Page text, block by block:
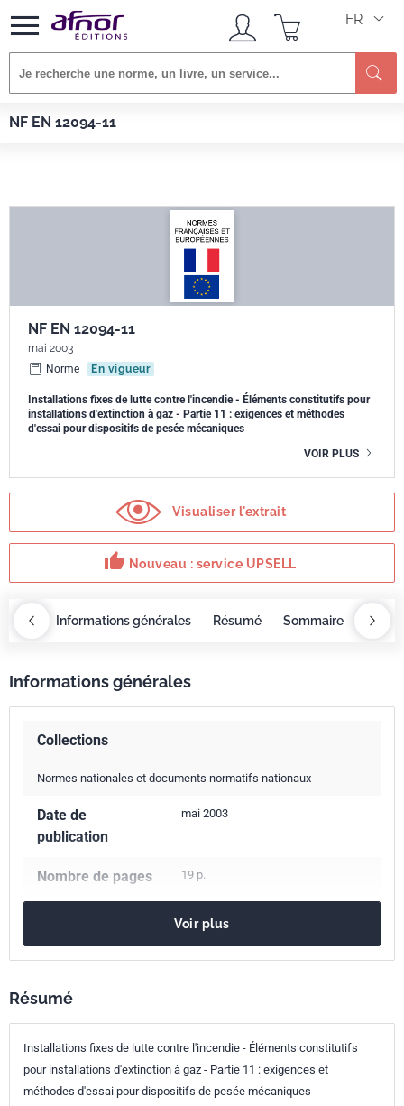
FR
NF EN 12094-11
Afnor EDITIONS Normes
NF EN 12094-11
mai 2003
Norme
En vigueur
Installations fixes de lutte contre l'incendie - Éléments constitutifs pour
installations d'extinction à gaz - Partie 11 : exigences et méthodes
d'essai pour dispositifs de pesée mécaniques
VOIR PLUS
Visualiser l'extrait
thumb_up Nouveau : service UPSELL
Informations générales Résumé Sommaire
Informations générales
Collections
Normes nationales et documents normatifs nationaux
Date de
publication
mai 2003
Nombre de pages 19 p.
Codes ICS
Indice de
Numéro de tirage 1 - avril 2003
Parenté
EN 12094-11:2003
Voir plus
Résumé
Installations fixes de lutte contre l'incendie - Éléments constitutifs
pour installations d'extinction à gaz - Partie 11 : exigences et
méthodes d'essai pour dispositifs de pesée mécaniques